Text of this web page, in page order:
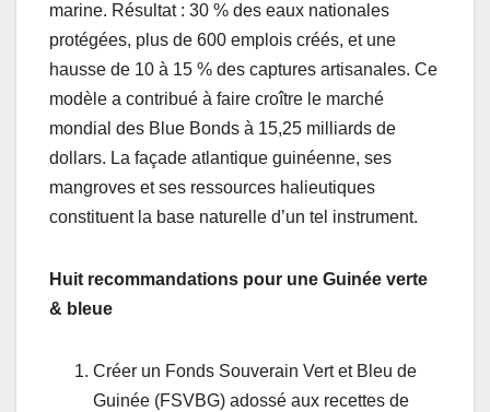
marine. Résultat : 30 % des eaux nationales
protégées, plus de 600 emplois créés, et une
hausse de 10 à 15 % des captures artisanales. Ce
modèle a contribué à faire croître le marché
mondial des Blue Bonds à 15,25 milliards de
dollars. La façade atlantique guinéenne, ses
mangroves et ses ressources halieutiques
constituent la base naturelle d’un tel instrument.
Huit recommandations pour une Guinée verte
& bleue
Créer un Fonds Souverain Vert et Bleu de
Guinée (FSVBG) adossé aux recettes de